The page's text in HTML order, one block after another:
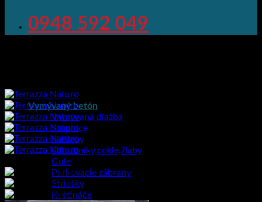
0948 592 049
Vymývaný betón
Vymývaná dlažba
Stupnice
Nášľapy
Obrubníky,cokle,žľaby
Gule
Parkovacie zábrany
Striešky
Kvetináče